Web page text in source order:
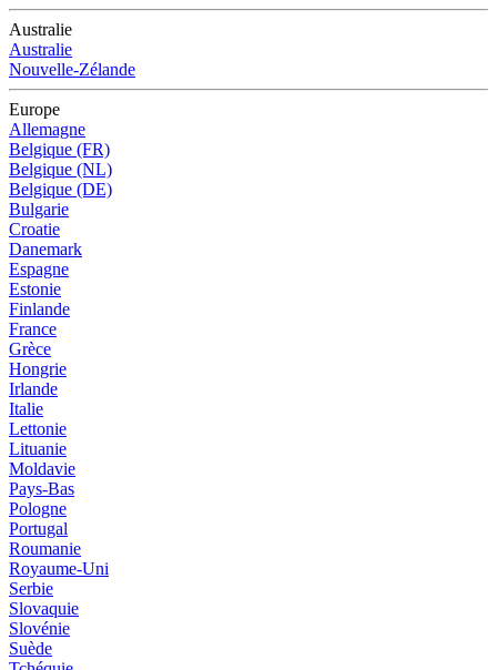
Australie
Australie
Nouvelle-Zélande
Europe
Allemagne
Belgique (FR)
Belgique (NL)
Belgique (DE)
Bulgarie
Croatie
Danemark
Espagne
Estonie
Finlande
France
Grèce
Hongrie
Irlande
Italie
Lettonie
Lituanie
Moldavie
Pays-Bas
Pologne
Portugal
Roumanie
Royaume-Uni
Serbie
Slovaquie
Slovénie
Suède